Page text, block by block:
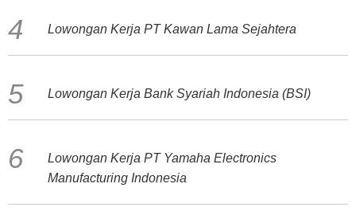
Lowongan Kerja PT Kawan Lama Sejahtera
Lowongan Kerja Bank Syariah Indonesia (BSI)
Lowongan Kerja PT Yamaha Electronics
Manufacturing Indonesia